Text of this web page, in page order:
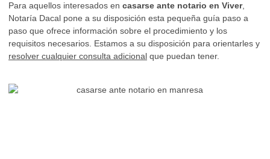
Para aquellos interesados en casarse ante notario en Viver,
Notaría Dacal pone a su disposición esta pequeña guía paso a
paso que ofrece información sobre el procedimiento y los
requisitos necesarios. Estamos a su disposición para orientarles y
resolver cualquier consulta adicional que puedan tener.